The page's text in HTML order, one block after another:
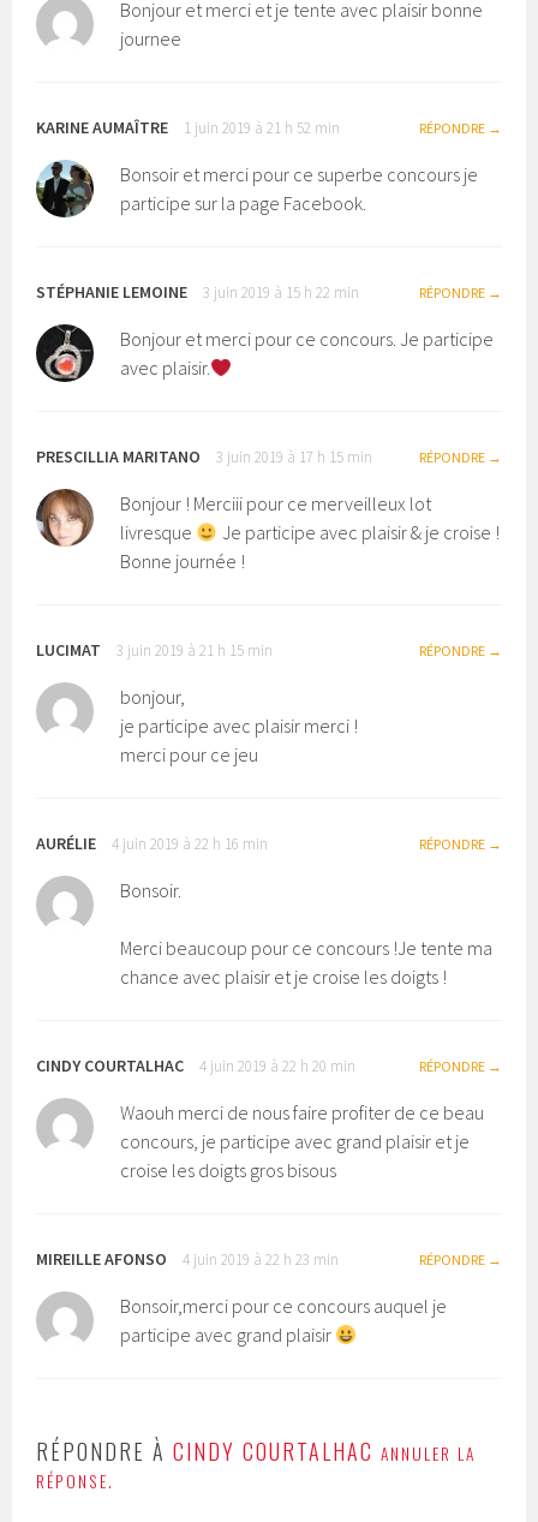
Bonjour et merci et je tente avec plaisir bonne
journee
KARINE AUMAÎTRE 1 juin 2019 à 21 h 52 min RÉPONDRE
Bonsoir et merci pour ce superbe concours je
participe sur la page Facebook.
STÉPHANIE LEMOINE 3 juin 2019 à 15 h 22 min RÉPONDRE
Bonjour et merci pour ce concours. Je participe
avec plaisir.
PRESCILLIA MARITANO 3 juin 2019 à 17 h 15 min RÉPONDRE
Bonjour ! Merciii pour ce merveilleux lot
livresque
Je participe avec plaisir & je croise !
Bonne journée !
LUCIMAT 3 juin 2019 à 21 h 15 min RÉPONDRE
bonjour,
je participe avec plaisir merci !
merci pour ce jeu
AURÉLIE 4 juin 2019 à 22 h 16 min RÉPONDRE
Bonsoir.
Merci beaucoup pour ce concours !Je tente ma
chance avec plaisir et je croise les doigts !
CINDY COURTALHAC 4 juin 2019 à 22 h 20 min RÉPONDRE
Waouh merci de nous faire profiter de ce beau
concours, je participe avec grand plaisir et je
croise les doigts gros bisous
MIREILLE AFONSO 4 juin 2019 à 22 h 23 min RÉPONDRE
Bonsoir,merci pour ce concours auquel je
participe avec grand plaisir
RÉPONDRE ÀCINDY COURTALHAC ANNULER LA
RÉPONSE.